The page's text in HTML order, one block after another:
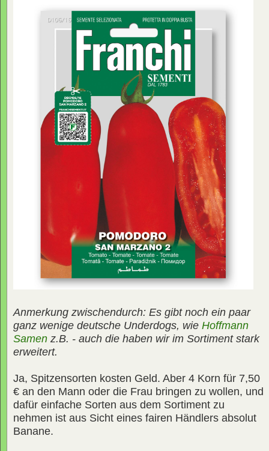
Anmerkung zwischendurch: Es gibt noch ein paar
ganz wenige deutsche Underdogs, wie Hoffmann
Samen z.B. - auch die haben wir im Sortiment stark
erweitert.
Ja, Spitzensorten kosten Geld. Aber 4 Korn für 7,50
€ an den Mann oder die Frau bringen zu wollen, und
dafür einfache Sorten aus dem Sortiment zu
nehmen ist aus Sicht eines fairen Händlers absolut
Banane.